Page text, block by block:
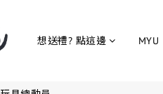
想送禮? 點這邊 MYU